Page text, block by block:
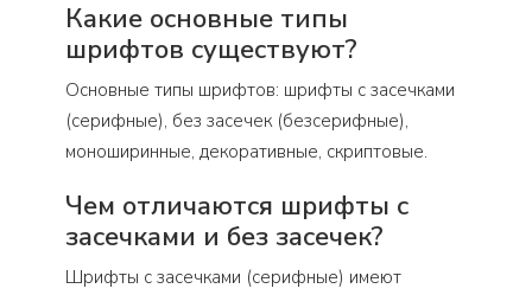
Какие основные типы
шрифтов существуют?
Основные типы шрифтов: шрифты с засечками
(серифные), без засечек (безсерифные),
моноширинные, декоративные, скриптовые.
Чем отличаются шрифты с
засечками и без засечек?
Шрифты с засечками (серифные) имеют